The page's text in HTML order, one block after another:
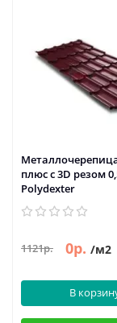
плюс c 3D резом
Polydexter
1121р. 0р. /м2
В